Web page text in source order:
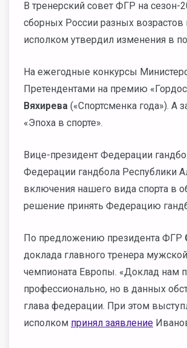
В тренерский совет ФГР на сезон-
сборных России разных
исполком утвердил изменения в
На ежегодные конкурсы
Претендентами на премию
Вяхирева («Спортсменка года»). А
«Эпоха в спорте».
Вице-президент Федерации
Федерации гандбола Республики
включения нашего вида спорта в
решение принять Федерацию
По предложению президента ФГР
доклада главного тренера
чемпионата Европы. «Доклад нам
профессионально, но в данных
глава федерации. При этом
исполком принял заявление